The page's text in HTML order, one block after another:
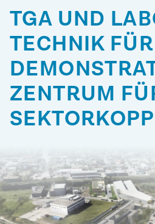
TGA UND
TECHNIK
ZENTRUM